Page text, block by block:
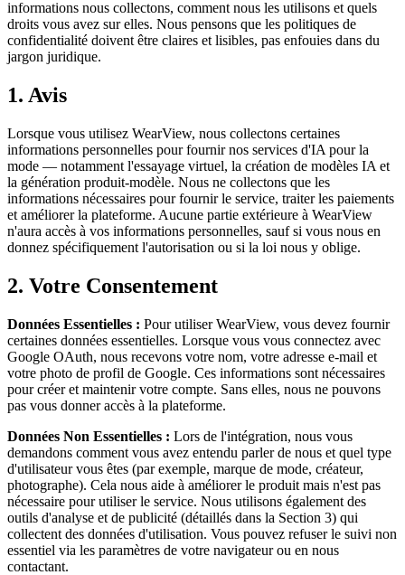
informations nous collectons, comment nous les utilisons et quels
droits vous avez sur elles. Nous pensons que les politiques de
confidentialité doivent être claires et lisibles, pas enfouies dans du
jargon juridique.
1. Avis
Lorsque vous utilisez WearView, nous collectons certaines
informations personnelles pour fournir nos services d'IA pour la
mode — notamment l'essayage virtuel, la création de modèles IA et
la génération produit-modèle. Nous ne collectons que les
informations nécessaires pour fournir le service, traiter les paiements
et améliorer la plateforme. Aucune partie extérieure à WearView
n'aura accès à vos informations personnelles, sauf si vous nous en
donnez spécifiquement l'autorisation ou si la loi nous y oblige.
2. Votre Consentement
Données Essentielles : Pour utiliser WearView, vous devez fournir
certaines données essentielles. Lorsque vous vous connectez avec
Google OAuth, nous recevons votre nom, votre adresse e-mail et
votre photo de profil de Google. Ces informations sont nécessaires
pour créer et maintenir votre compte. Sans elles, nous ne pouvons
pas vous donner accès à la plateforme.
Données Non Essentielles : Lors de l'intégration, nous vous
demandons comment vous avez entendu parler de nous et quel type
d'utilisateur vous êtes (par exemple, marque de mode, créateur,
photographe). Cela nous aide à améliorer le produit mais n'est pas
nécessaire pour utiliser le service. Nous utilisons également des
outils d'analyse et de publicité (détaillés dans la Section 3) qui
collectent des données d'utilisation. Vous pouvez refuser le suivi non
essentiel via les paramètres de votre navigateur ou en nous
contactant.